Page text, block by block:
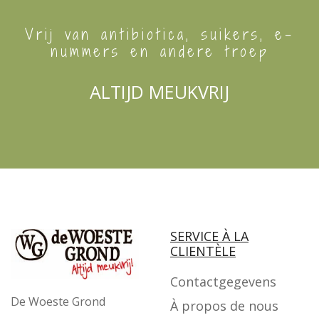
Vrij van antibiotica, suikers, e-
nummers en andere troep
ALTIJD MEUKVRIJ
De Woeste Grond
SERVICE À LA
CLIENTÈLE
Contactgegevens
À propos de nous